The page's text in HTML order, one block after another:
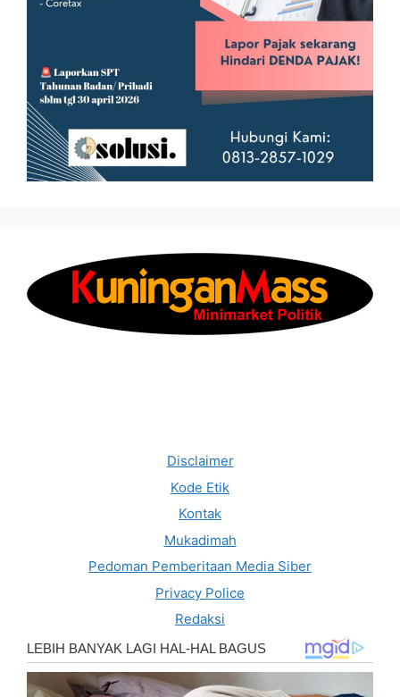
Disclaimer
Kode Etik
Kontak
Mukadimah
Pedoman Pemberitaan Media Siber
Privacy Police
Redaksi